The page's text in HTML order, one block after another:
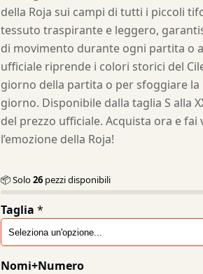
della Roja sui campi di tutti i piccoli
tessuto traspirante e leggero,
di movimento durante ogni partita o
ufficiale riprende i colori storici del
giorno della partita o per sfoggiare la
giorno. Disponibile dalla taglia S alla
del prezzo ufficiale. Acquista ora e fai
l’emozione della Roja!
📦 Solo26 pezzi disponibili
Taglia *
Nomi+Numero